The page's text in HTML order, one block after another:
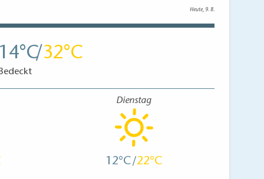
Heute, 9. 8.
14 32
Bedeckt
Dienstag
12 22